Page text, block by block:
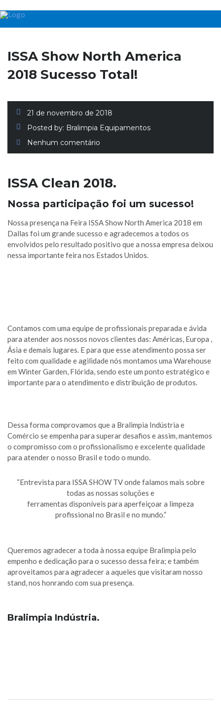
ISSA Show North America
2018 Sucesso Total!
21 de novembro de 2018
Posted by: Bralimpia Equipamentos
Nenhum comentário
ISSA Clean 2018.
Nossa participação foi um sucesso!
Nossa presença na Feira ISSA Show North America 2018 em
Dallas foi um grande sucesso e agradecemos a todos os
envolvidos pelo resultado positivo que a nossa empresa deixou
nessa importante feira nos Estados Unidos.
Contamos com uma equipe de profissionais preparada e ávida
para atender aos nossos novos clientes das: Américas, Europa ,
Ásia e demais lugares. E para que esse atendimento possa ser
feito com qualidade e agilidade nós montamos uma Warehouse
em Winter Garden, Flórida, sendo este um ponto estratégico e
importante para o atendimento e distribuição de produtos.
Dessa forma comprovamos que a Bralimpia Indústria e
Comércio se empenha para superar desafios e assim, mantemos
o compromisso com o profissionalismo e excelente qualidade
para atender o nosso Brasil e todo o mundo.
“Entrevista para ISSA SHOW TV onde falamos mais sobre
todas as nossas soluções e
ferramentas disponíveis para aperfeiçoar a limpeza
profissional no Brasil e no mundo.”
Queremos agradecer a toda à nossa equipe Bralimpia pelo
empenho e dedicação para o sucesso dessa feira; e também
aproveitamos para agradecer a aqueles que visitaram nosso
stand, nos honrando com sua presença.
Bralimpia Indústria.